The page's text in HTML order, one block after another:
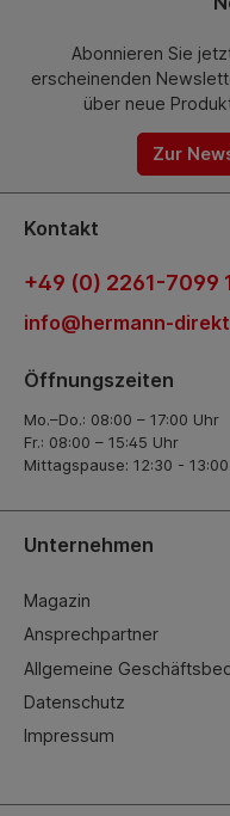
Abonnieren Sie
erscheinenden
über neue
Zur
Kontakt
+49 (0) 2261-7099
info@hermann-
Öffnungszeiten
Mo.–Do.: 08:00 – 17:00 Uhr
Fr.: 08:00 – 15:45 Uhr
Mittagspause: 12:30 -
Unternehmen
Magazin
Ansprechpartner
Allgemeine
Datenschutz
Impressum